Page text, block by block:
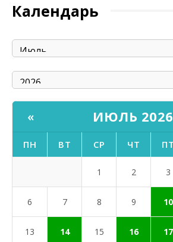
Календарь
« ИЮЛЬ 2026
ПН ВТ СР ЧТ ПТ
1 2 3
6 7 8 9 10
13 14 15 16 17